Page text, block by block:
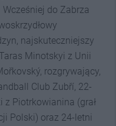
do Zabrza
najskuteczniejszy
Minotskyi z Unii
rozgrywający,
Club Zubří, 22-
z Piotrkowianina (grał
Polski) oraz 24-letni